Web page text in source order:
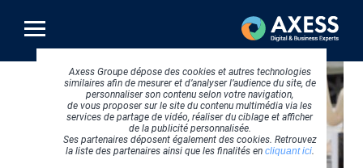
contenu
principal
Axess Groupe dépose des cookies et autres technologies
similaires afin de mesurer et d’analyser l’audience du site, de
personnaliser son contenu selon votre navigation,
de vous proposer sur le site du contenu multimédia via les
services de partage de vidéo, réaliser du ciblage et afficher
de la publicité personnalisée.
Ses partenaires déposent également des cookies. Retrouvez
la liste des partenaires ainsi que les finalités en cliquant ici.